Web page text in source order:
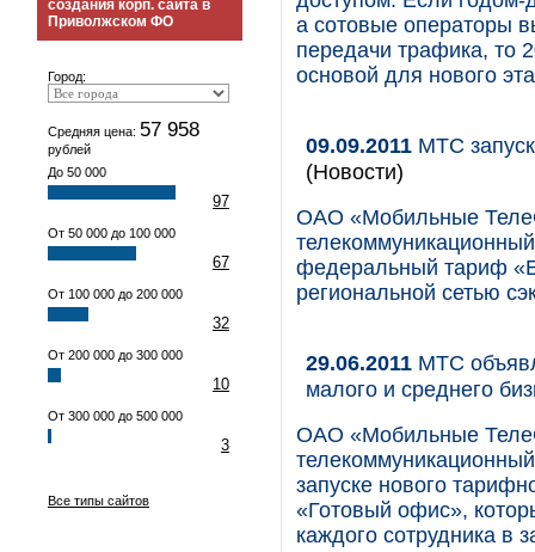
создания корп. сайта в
Приволжском ФО
Город:
Средняя цена: 57 958
рублей
До 50 000
97
От 50 000 до 100 000
67
От 100 000 до 200 000
32
От 200 000 до 300 000
10
От 300 000 до 500 000
3
Все типы сайтов
а сотовые операторы
передачи трафика, то
основой для нового
09.09.2011 МТС
(Новости)
ОАО «Мобильные
федеральный тариф
региональной сетью
29.06.2011 МТС
малого и среднего
ОАО «Мобильные
запуске нового
«Готовый офис»,
каждого сотрудника в